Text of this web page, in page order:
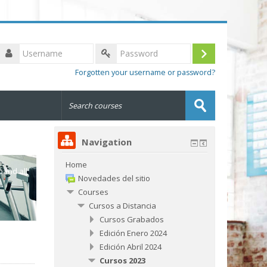
Log
Forgotten your username or password?
courses
Submit
all
Navigation
Home
Novedades del sitio
Courses
Cursos a Distancia
Cursos Grabados
Edición Enero 2024
Edición Abril 2024
Cursos 2023